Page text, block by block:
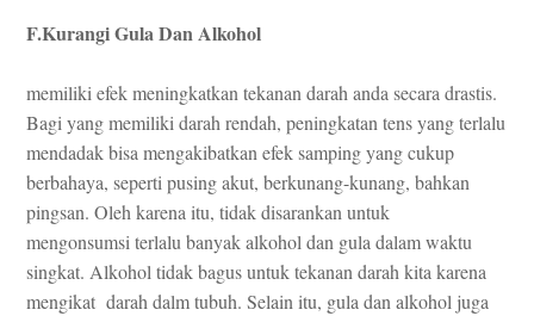
F.Kurangi Gula Dan Alkohol
memiliki efek meningkatkan tekanan darah anda secara drastis.
Bagi yang memiliki darah rendah, peningkatan tens yang terlalu
mendadak bisa mengakibatkan efek samping yang cukup
berbahaya, seperti pusing akut, berkunang-kunang, bahkan
pingsan. Oleh karena itu, tidak disarankan untuk
mengonsumsi terlalu banyak alkohol dan gula dalam waktu
singkat. Alkohol tidak bagus untuk tekanan darah kita karena
mengikat darah dalm tubuh. Selain itu, gula dan alkohol juga